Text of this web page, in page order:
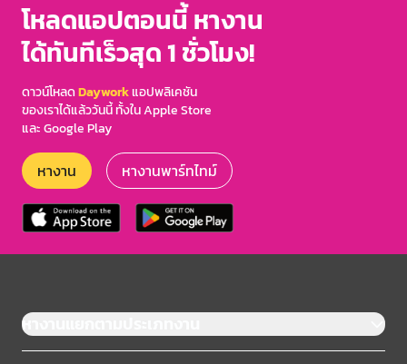
โหลดแอปตอนนี้ หางาน
ได้ทันทีเร็วสุด 1 ชั่วโมง!
ดาวน์โหลดDayworkแอปพลิเคชัน
ของเราได้แล้ววันนี้ ทั้งใน Apple Store
และ Google Play
หางาน หางานพาร์ทไทม์
หางานแยกตามประเภทงาน